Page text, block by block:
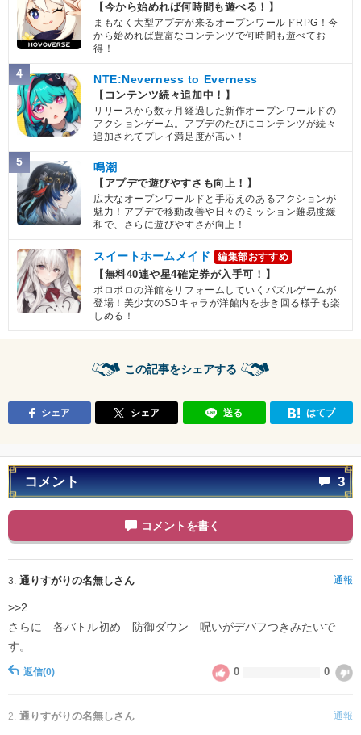
【今から始めれば何時間も遊べる！】
まもなく大型アプデが来るオープンワールドRPG！今
から始めれば豊富なコンテンツで何時間も遊べてお
得！
4 NTE:Neverness to Everness
【コンテンツ続々追加中！】
リリースから数ヶ月経過した新作オープンワールドの
アクションゲーム。アプデのたびにコンテンツが続々
追加されてプレイ満足度が高い！
5 鳴潮
【アプデで遊びやすさも向上！】
広大なオープンワールドと手応えのあるアクションが
魅力！アプデで移動改善や日々のミッション難易度緩
和で、さらに遊びやすさが向上！
スイートホームメイド 編集部おすすめ
【無料40連や星4確定券が入手可！】
ボロボロの洋館をリフォームしていくパズルゲームが
登場！美少女のSDキャラが洋館内を歩き回る様子も楽
しめる！
この記事をシェアする
シェア シェア 送る はてブ
コメント 3
コメントを書く
3. 通りすがりの名無しさん 通報
>>2
さらに 各バトル初め 防御ダウン 呪いがデバフつきみたいで
す。
返信(0) 0 0
2. 通りすがりの名無しさん 通報